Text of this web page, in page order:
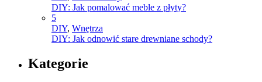
DIY: Jak pomalować meble z płyty?
5
DIY, Wnętrza
DIY: Jak odnowić stare drewniane schody?
Kategorie